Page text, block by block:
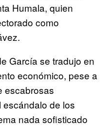
Humala, quien
como
García se tradujo en
económico, pese a
escabrosas
de los
nada sofisticado